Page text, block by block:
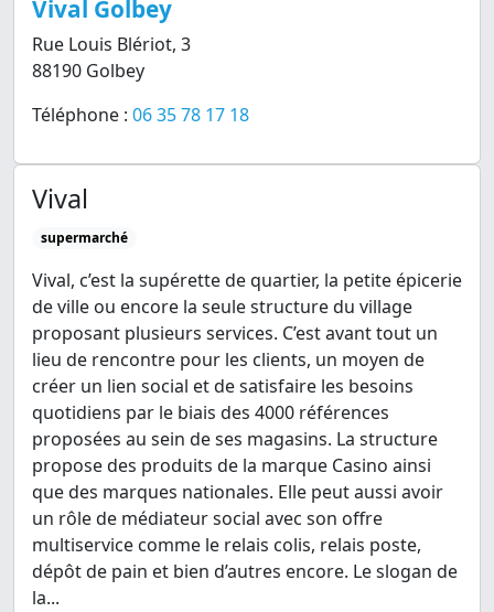
Vival Golbey
Rue Louis Blériot, 3
88190 Golbey
Téléphone : 06 35 78 17 18
Vival
supermarché
Vival, c’est la supérette de quartier, la petite épicerie
de ville ou encore la seule structure du village
proposant plusieurs services. C’est avant tout un
lieu de rencontre pour les clients, un moyen de
créer un lien social et de satisfaire les besoins
quotidiens par le biais des 4000 références
proposées au sein de ses magasins. La structure
propose des produits de la marque Casino ainsi
que des marques nationales. Elle peut aussi avoir
un rôle de médiateur social avec son offre
multiservice comme le relais colis, relais poste,
dépôt de pain et bien d’autres encore. Le slogan de
la...